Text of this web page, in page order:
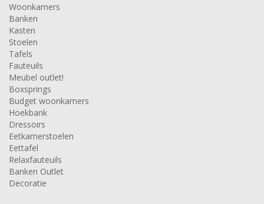
Woonkamers
Banken
Kasten
Stoelen
Tafels
Fauteuils
Meubel outlet!
Boxsprings
Budget woonkamers
Hoekbank
Dressoirs
Eetkamerstoelen
Eettafel
Relaxfauteuils
Banken Outlet
Decoratie